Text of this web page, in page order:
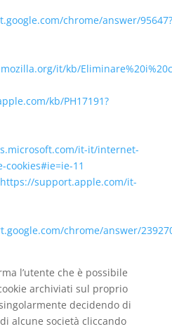
chrome/answer/95647?
it/kb/
kb/PH17191?
it-it/internet-
11
https://support.apple.com/it-
chrome/answer/
l’utente che è possibile
archiviati sul proprio
decidendo di
alcune società cliccando